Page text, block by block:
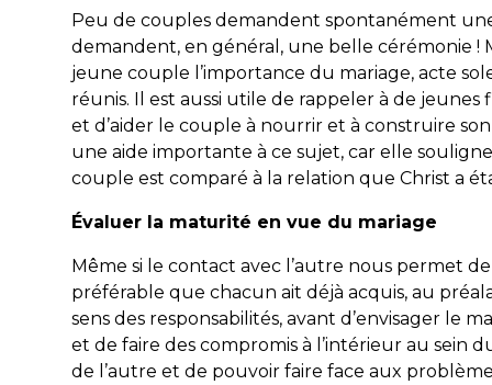
Peu de couples demandent spontanément
demandent, en général, une belle cérémonie !
jeune couple l’importance du mariage, acte
réunis. Il est aussi utile de rappeler à de jeunes
et d’aider le couple à nourrir et à construire
une aide importante à ce sujet, car elle
couple est comparé à la relation que Christ a
Évaluer la maturité en vue du mariage
Même si le contact avec l’autre nous permet
préférable que chacun ait déjà acquis, au
sens des responsabilités, avant d’envisager le
et de faire des compromis à l’intérieur au sein
de l’autre et de pouvoir faire face aux